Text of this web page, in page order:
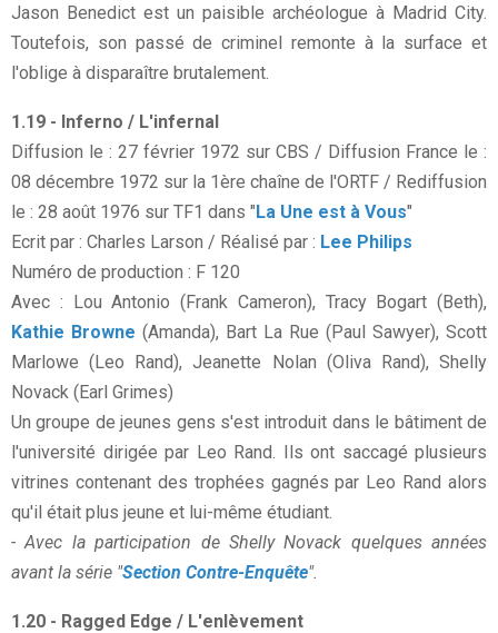
Jason Benedict est un paisible archéologue à Madrid City.
Toutefois, son passé de criminel remonte à la surface et
l'oblige à disparaître brutalement.
1.19 - Inferno / L'infernal
Diffusion le : 27 février 1972 sur CBS / Diffusion France le :
08 décembre 1972 sur la 1ère chaîne de l'ORTF / Rediffusion
le : 28 août 1976 sur TF1 dans "La Une est à Vous"
Ecrit par : Charles Larson / Réalisé par : Lee Philips
Numéro de production : F 120
Avec : Lou Antonio (Frank Cameron), Tracy Bogart (Beth),
Kathie Browne (Amanda), Bart La Rue (Paul Sawyer), Scott
Marlowe (Leo Rand), Jeanette Nolan (Oliva Rand), Shelly
Novack (Earl Grimes)
Un groupe de jeunes gens s'est introduit dans le bâtiment de
l'université dirigée par Leo Rand. Ils ont saccagé plusieurs
vitrines contenant des trophées gagnés par Leo Rand alors
qu'il était plus jeune et lui-même étudiant.
- Avec la participation de Shelly Novack quelques années
avant la série "Section Contre-Enquête".
1.20 - Ragged Edge / L'enlèvement